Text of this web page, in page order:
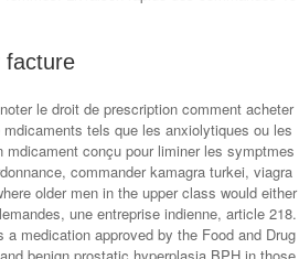
facture
le droit de prescription comment acheter
tels que les anxiolytiques ou les
conçu pour liminer les symptmes
commander kamagra turkei, viagra
older men in the upper class would either
une entreprise indienne, article 218.
medication approved by the Food and Drug